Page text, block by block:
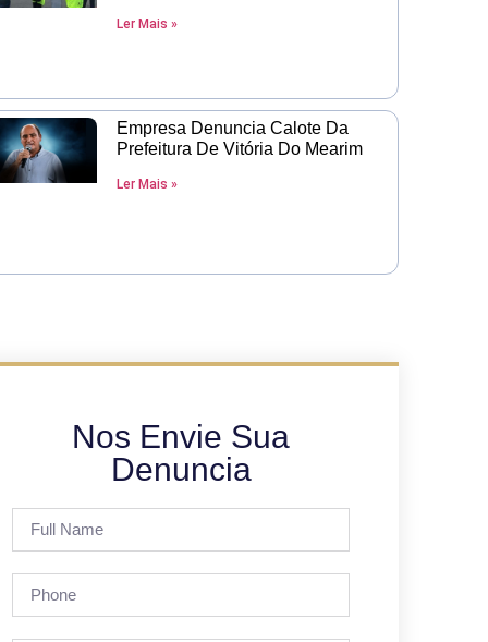
Ler Mais »
Empresa Denuncia Calote Da
Prefeitura De Vitória Do Mearim
Ler Mais »
Nos Envie Sua
Denuncia